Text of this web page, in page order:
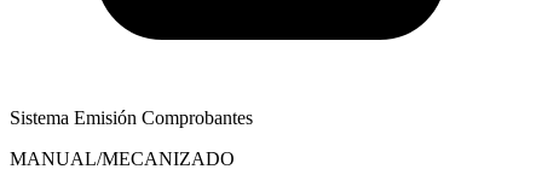
Sistema Emisión Comprobantes
MANUAL/MECANIZADO